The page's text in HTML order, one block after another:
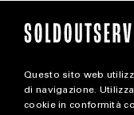
Questo sito web
di navigazione.
cookie in conformità